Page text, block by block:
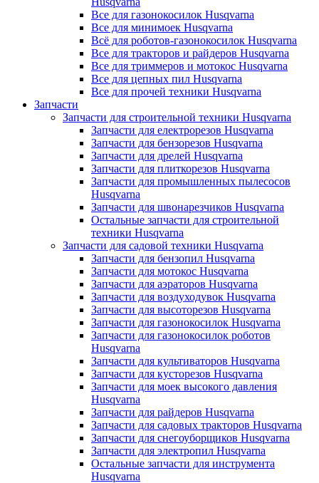
Все для газонокосилок Husqvarna
Все для минимоек Husqvarna
Всё для роботов-газонокосилок Husqvarna
Все для тракторов и райдеров Husqvarna
Все для триммеров и мотокос Husqvarna
Все для цепных пил Husqvarna
Все для прочей техники Husqvarna
Запчасти
Запчасти для строительной техники Husqvarna
Запчасти для електрорезов Husqvarna
Запчасти для бензорезов Husqvarna
Запчасти для дрелей Husqvarna
Запчасти для плиткорезов Husqvarna
Запчасти для промышленных пылесосов
Husqvarna
Запчасти для швонарезчиков Husqvarna
Остальные запчасти для строительной
техники Husqvarna
Запчасти для садовой техники Husqvarna
Запчасти для бензопил Husqvarna
Запчасти для мотокос Husqvarna
Запчасти для аэраторов Husqvarna
Запчасти для воздуходувок Husqvarna
Запчасти для высоторезов Husqvarna
Запчасти для газонокосилок Husqvarna
Запчасти для газонокосилок роботов
Husqvarna
Запчасти для культиваторов Husqvarna
Запчасти для кусторезов Husqvarna
Запчасти для моек высокого давления
Husqvarna
Запчасти для райдеров Husqvarna
Запчасти для садовых тракторов Husqvarna
Запчасти для снегоуборщиков Husqvarna
Запчасти для электропил Husqvarna
Остальные запчасти для инструмента
Husqvarna